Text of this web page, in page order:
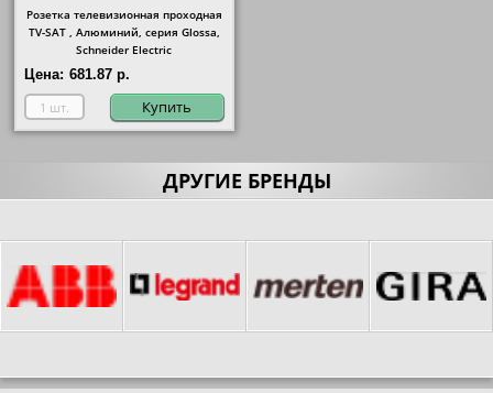
Розетка телевизионная проходная
ТV-SAT , Алюминий, серия Glossa,
Schneider Electric
Цена: 681.87 р.
Купить
ДРУГИЕ БРЕНДЫ